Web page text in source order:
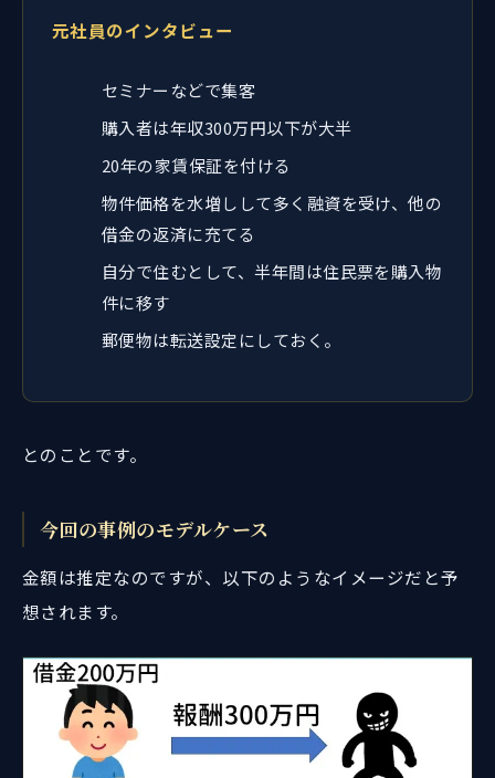
元社員のインタビュー
セミナーなどで集客
購入者は年収300万円以下が大半
20年の家賃保証を付ける
物件価格を水増しして多く融資を受け、他の
借金の返済に充てる
自分で住むとして、半年間は住民票を購入物
件に移す
郵便物は転送設定にしておく。
とのことです。
今回の事例のモデルケース
金額は推定なのですが、以下のようなイメージだと予
想されます。